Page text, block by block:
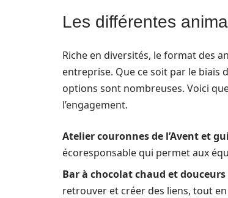
Les différentes
Riche en diversités, le format des
entreprise. Que ce soit par le biais
options sont nombreuses. Voici
l’engagement.
Atelier couronnes de l’Avent et
écoresponsable qui permet aux
Bar à chocolat chaud et
retrouver et créer des liens, tout